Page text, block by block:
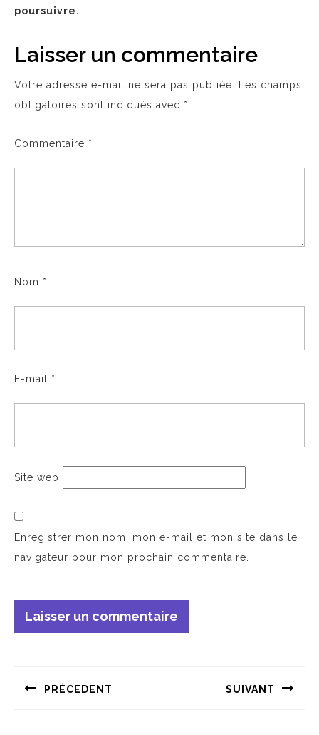
poursuivre.
Laisser un commentaire
Votre adresse e-mail ne sera pas publiée.
Les champs
obligatoires sont indiqués avec *
Commentaire *
Nom *
E-mail *
Site web
Enregistrer mon nom, mon e-mail et mon site dans le
navigateur pour mon prochain commentaire.
PRÉCEDENT SUIVANT